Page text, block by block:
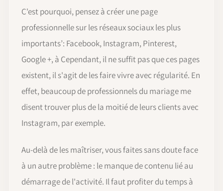
C'est pourquoi, pensez à créer une page
professionnelle sur les réseaux sociaux les plus
importants’: Facebook, Instagram, Pinterest,
Google +, à Cependant, il ne suffit pas que ces pages
existent, il s'agit de les faire vivre avec régularité. En
effet, beaucoup de professionnels du mariage me
disent trouver plus de la moitié de leurs clients avec
Instagram, par exemple.
Au-delà de les maîtriser, vous faites sans doute face
à un autre problème : le manque de contenu lié au
démarrage de l'activité. Il faut profiter du temps à